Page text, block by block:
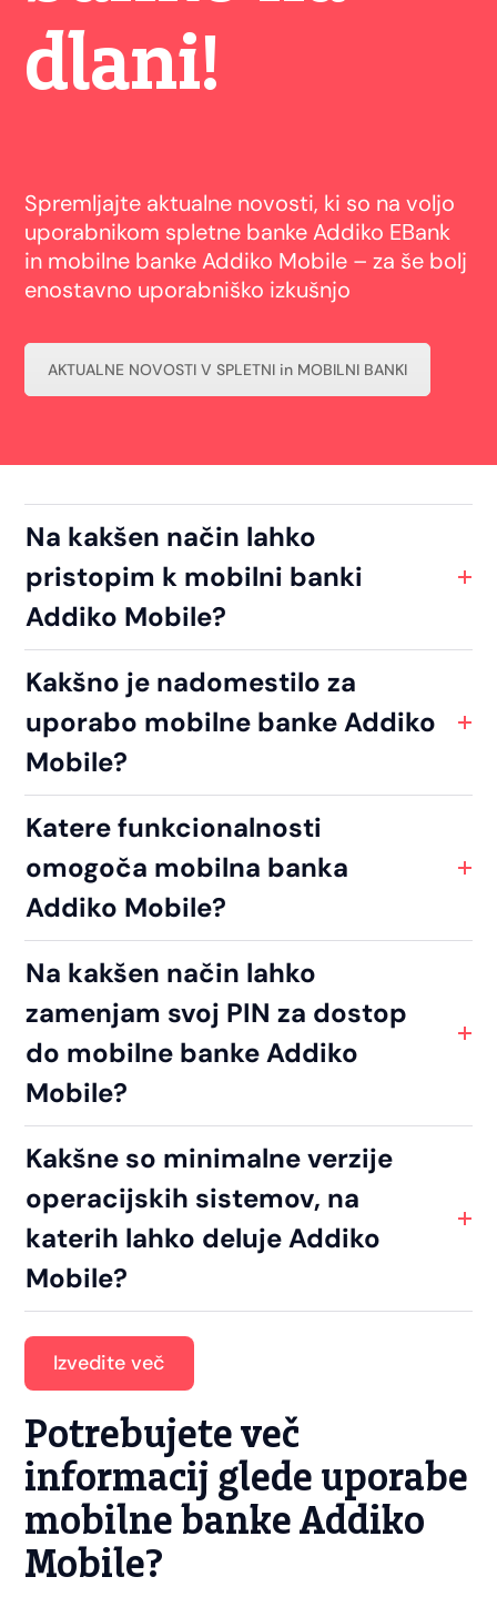
dlani!
Spremljajte aktualne novosti, ki so na voljo
uporabnikom spletne banke Addiko EBank
in mobilne banke Addiko Mobile – za še bolj
enostavno uporabniško izkušnjo
AKTUALNE NOVOSTI V SPLETNI in MOBILNI BANKI
Na kakšen način lahko
pristopim k mobilni banki
Addiko Mobile?
Kakšno je nadomestilo za
uporabo mobilne banke Addiko
Mobile?
Katere funkcionalnosti
omogoča mobilna banka
Addiko Mobile?
Na kakšen način lahko
zamenjam svoj PIN za dostop
do mobilne banke Addiko
Mobile?
Kakšne so minimalne verzije
operacijskih sistemov, na
katerih lahko deluje Addiko
Mobile?
Izvedite več
Potrebujete več
informacij glede uporabe
mobilne banke Addiko
Mobile?